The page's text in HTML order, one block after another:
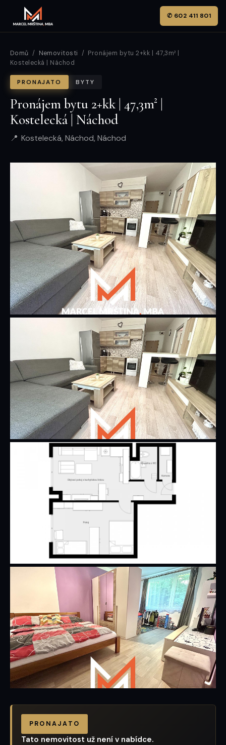
✆ 602 411 801
Domů / Nemovitosti / Pronájem bytu 2+kk | 47,3m² |
Kostelecká | Náchod
PRONAJATO BYTY
Pronájem bytu 2+kk | 47,3m² |
Kostelecká | Náchod
Kostelecká, Náchod, Náchod
PRONAJATO
Tato nemovitost už není v nabídce.